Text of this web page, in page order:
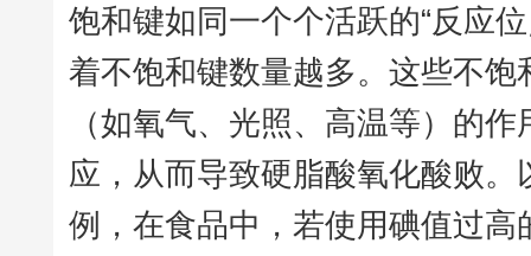
饱和键如同一个个活跃的“反应
着不饱和键数量越多。这些不饱
（如氧气、光照、高温等）的
应，从而导致硬脂酸氧化酸败
例，在食品中，若使用碘值过